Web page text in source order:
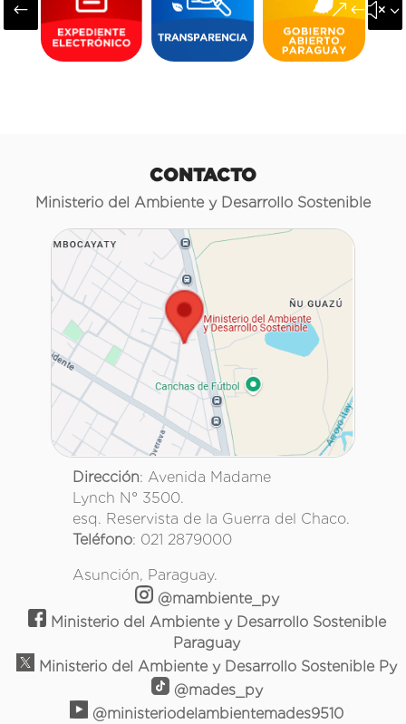
#
CONTACTO
Ministerio del Ambiente y Desarrollo Sostenible
Dirección: Avenida Madame
Lynch N° 3500.
esq. Reservista de la Guerra del Chaco.
Teléfono: 021 2879000
Asunción, Paraguay.
@mambiente_py
Ministerio del Ambiente y Desarrollo Sostenible
Paraguay
Ministerio del Ambiente y Desarrollo Sostenible Py
@mades_py
@ministeriodelambientemades9510